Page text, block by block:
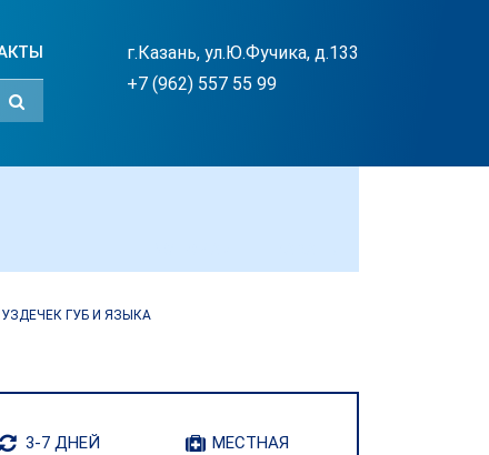
г.Казань, ул.Ю.Фучика, д.133
+7 (962) 557 55 99
ГУБ И ЯЗЫКА
3-7 ДНЕЙ МЕСТНАЯ